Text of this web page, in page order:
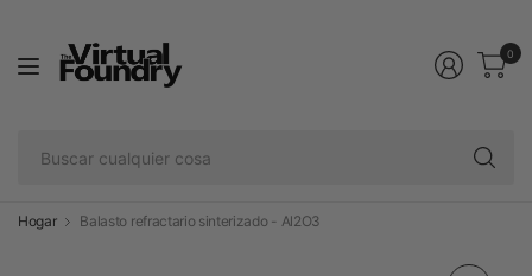
0
Hogar Balasto refractario sinterizado - Al2O3